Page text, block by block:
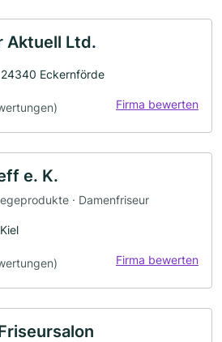
Aktuell Ltd.
Eckernförde
Firma bewerten
e. K.
· Damenfriseur
Firma bewerten